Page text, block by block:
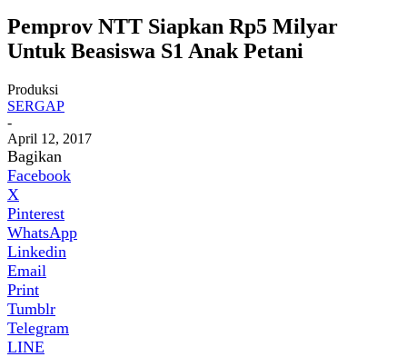
Pemprov NTT Siapkan Rp5 Milyar
Untuk Beasiswa S1 Anak Petani
Produksi
SERGAP
-
April 12, 2017
Bagikan
Facebook
X
Pinterest
WhatsApp
Linkedin
Email
Print
Tumblr
Telegram
LINE